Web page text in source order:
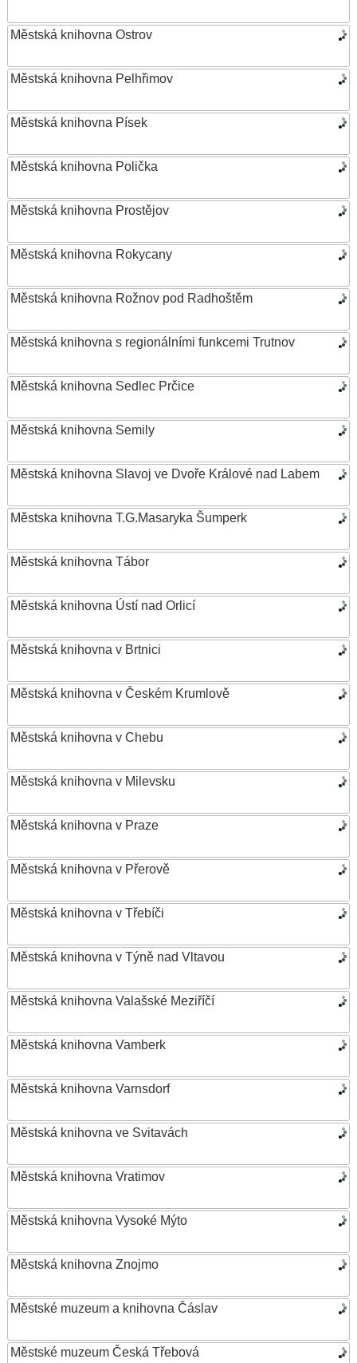
Městská knihovna Ostrov
Městská knihovna Pelhřimov
Městská knihovna Písek
Městská knihovna Polička
Městská knihovna Prostějov
Městská knihovna Rokycany
Městská knihovna Rožnov pod Radhoštěm
Městská knihovna s regionálními funkcemi Trutnov
Městská knihovna Sedlec Prčice
Městská knihovna Semily
Městská knihovna Slavoj ve Dvoře Králové nad Labem
Městska knihovna T.G.Masaryka Šumperk
Městská knihovna Tábor
Městská knihovna Ústí nad Orlicí
Městská knihovna v Brtnici
Městská knihovna v Českém Krumlově
Městská knihovna v Chebu
Městská knihovna v Milevsku
Městská knihovna v Praze
Městská knihovna v Přerově
Městská knihovna v Třebíči
Městská knihovna v Týně nad Vltavou
Městská knihovna Valašské Meziříčí
Městská knihovna Vamberk
Městská knihovna Varnsdorf
Městská knihovna ve Svitavách
Městská knihovna Vratimov
Městská knihovna Vysoké Mýto
Městská knihovna Znojmo
Městské muzeum a knihovna Čáslav
Městské muzeum Česká Třebová